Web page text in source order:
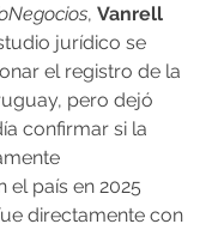
, Vanrell
jurídico se
el registro de la
pero dejó
confirmar si la
el país en 2025
directamente con